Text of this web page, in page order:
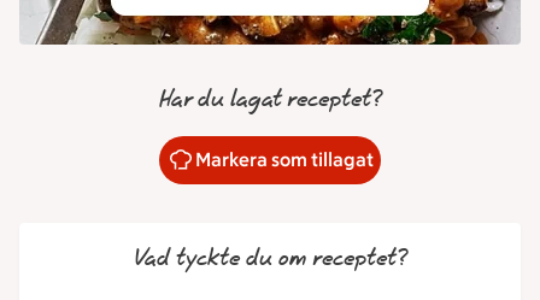
Har du lagat receptet?
Markera som tillagat
Vad tyckte du om receptet?